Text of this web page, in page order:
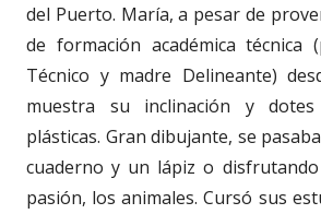
del Puerto. María, a pesar de
de formación académica técnica
Técnico y madre Delineante)
muestra su inclinación y
plásticas. Gran dibujante, se
cuaderno y un lápiz o
pasión, los animales. Cursó sus